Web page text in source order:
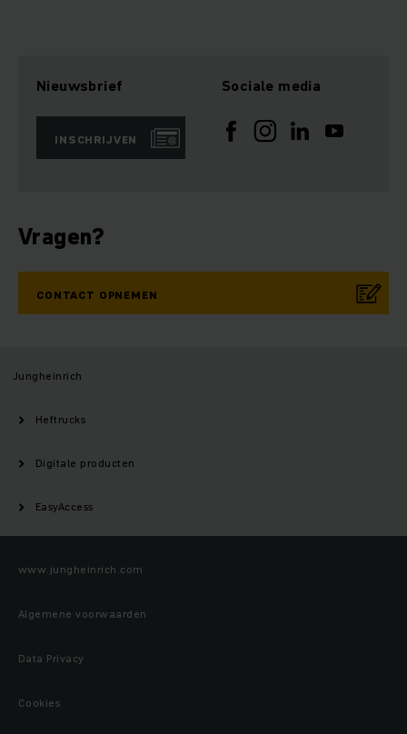
Nieuwsbrief
INSCHRIJVEN
Sociale media
Vragen?
CONTACT OPNEMEN
Jungheinrich
Heftrucks
Digitale producten
EasyAccess
www.jungheinrich.com
Algemene voorwaarden
Data Privacy
Cookies